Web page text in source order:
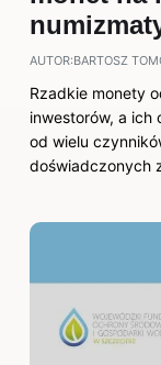
AUTOR:BARTOSZ
Rzadkie monety
inwestorów, a ich
od wielu
doświadczonych